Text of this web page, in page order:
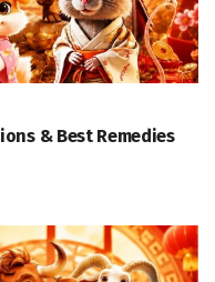
& Best Remedies